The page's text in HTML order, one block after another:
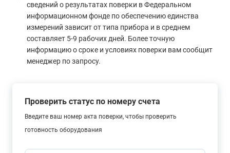
сведений о результатах поверки в Федеральном
информационном фонде по обеспечению единства
измерений зависит от типа прибора и в среднем
составляет 5-9 рабочих дней. Более точную
информацию о сроке и условиях поверки вам сообщит
менеджер по запросу.
Проверить статус по номеру счета
Введите ваш номер акта поверки, чтобы проверить
готовность оборудования